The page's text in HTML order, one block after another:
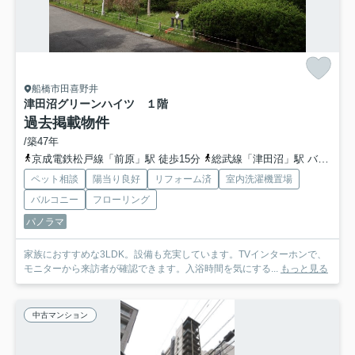
船橋市田喜野井
津田沼グリーンハイツ １階
過去掲載物件
/築47年
京成電鉄松戸線「前原」駅 徒歩15分
総武線「津田沼」駅 バス7分 「１号棟前」 停歩2分
ペット相談 陽当り良好 リフォーム済
室内洗濯機置場
バルコニー
フローリング
パノラマ
家族におすすめな3LDK。設備も充実しています。TVインターホンで、
モニターから来訪者が確認できます。入浴時間を気にする...
もっと見る
中古マンション